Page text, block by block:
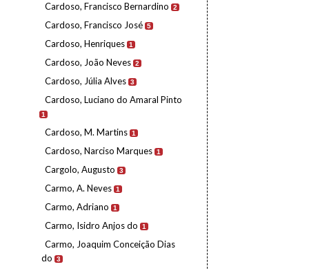
Cardoso, Francisco Bernardino 2
Cardoso, Francisco José 5
Cardoso, Henriques 1
Cardoso, João Neves 2
Cardoso, Júlia Alves 3
Cardoso, Luciano do Amaral Pinto
1
Cardoso, M. Martins 1
Cardoso, Narciso Marques 1
Cargolo, Augusto 3
Carmo, A. Neves 1
Carmo, Adriano 1
Carmo, Isidro Anjos do 1
Carmo, Joaquim Conceição Dias
do
3